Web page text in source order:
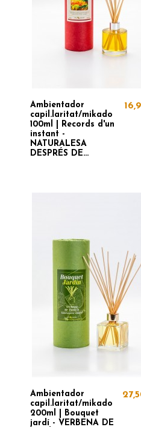
Ambientador
capil.laritat/mikado
100ml | Records d'un
instant -
NATURALESA
DESPRÉS DE...
Ambientador
capil.laritat/mikado
200ml | Bouquet
jardí - VERBENA DE